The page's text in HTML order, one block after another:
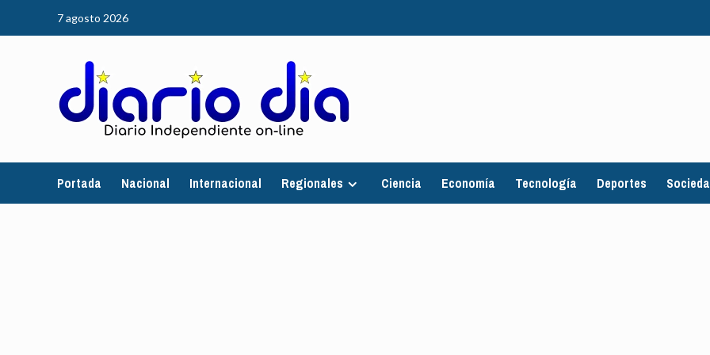
7 agosto 2026
Portada Nacional Internacional Regionales Ciencia Economía Tecnología Deportes